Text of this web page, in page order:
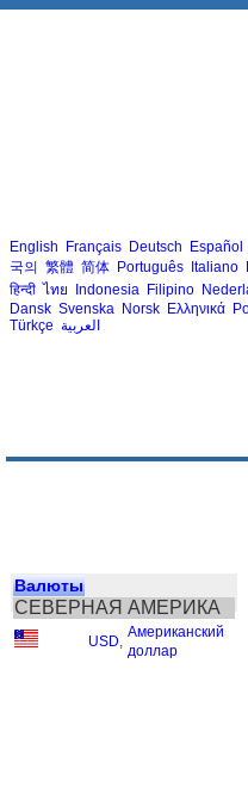
English Français Deutsch Español
국의 繁體 简体 Português Italiano
हिन्दी ไทย Indonesia Filipino
Dansk Svenska Norsk Ελληνικά
Türkçe العربية
Валюты
СЕВЕРНАЯ АМЕРИКА
USD
Американский
доллар